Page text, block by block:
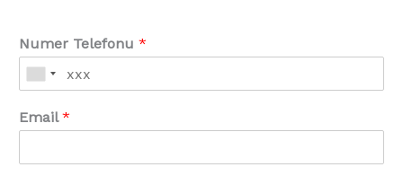
Numer Telefonu*
Email*